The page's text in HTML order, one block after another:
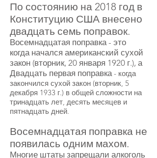
По состоянию на 2018 год в
Конституцию США внесено
двадцать семь поправок.
Восемнадцатая поправка - это
когда начался американский сухой
закон (вторник, 20 января 1920 г.), а
Двадцать первая поправка- когда
закончился сухой закон (вторник, 5
декабря 1933 г.) в общей сложности на
тринадцать лет, десять месяцев и
пятнадцать дней.
Восемнадцатая поправка не
появилась одним махом.
Многие штаты запрещали алкоголь